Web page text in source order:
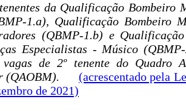
da Qualificação
1.a), Qualificação
(QBMP-1.b) e
Especialistas - Músico
vagas de 2º tenente do Quadro
(QAOBM).
(acrescentado pela
de 2021)